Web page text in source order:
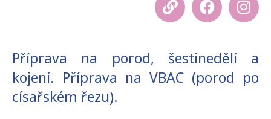
Příprava na porod, šestinedělí a
kojení. Příprava na VBAC (porod po
císařském řezu).